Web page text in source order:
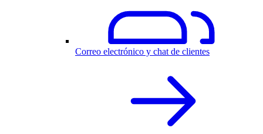
Correo electrónico y chat de clientes